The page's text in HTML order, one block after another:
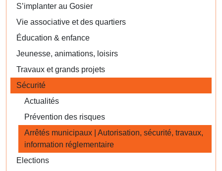
S’implanter au Gosier
Vie associative et des quartiers
Éducation & enfance
Jeunesse, animations, loisirs
Travaux et grands projets
Sécurité
Actualités
Prévention des risques
Arrêtés municipaux | Autorisation, sécurité, travaux,
information réglementaire
Elections